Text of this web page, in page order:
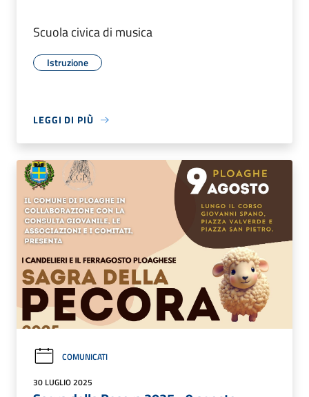
Scuola civica di musica
Istruzione
LEGGI DI PIÙ
COMUNICATI
30 LUGLIO 2025